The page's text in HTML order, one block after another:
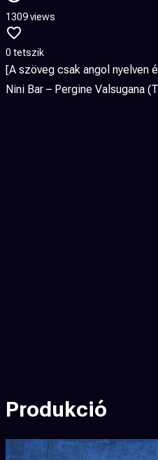
1309 views
0 tetszik
[A szöveg csak angol nyelven
Nini Bar – Pergine Valsugana
Produkció